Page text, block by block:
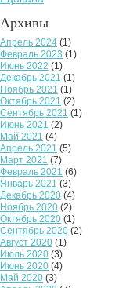
Архивы
Апрель 2024 (1)
Февраль 2023 (1)
Июнь 2022 (1)
Декабрь 2021 (1)
Ноябрь 2021 (1)
Октябрь 2021 (2)
Сентябрь 2021 (1)
Июнь 2021 (2)
Май 2021 (4)
Апрель 2021 (5)
Март 2021 (7)
Февраль 2021 (6)
Январь 2021 (3)
Декабрь 2020 (4)
Ноябрь 2020 (2)
Октябрь 2020 (1)
Сентябрь 2020 (2)
Август 2020 (1)
Июль 2020 (3)
Июнь 2020 (4)
Май 2020 (3)